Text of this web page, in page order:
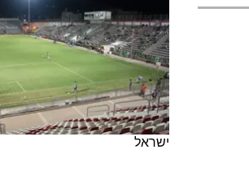
דעות ופרשנויות
וואלה! ספורט
ישראל